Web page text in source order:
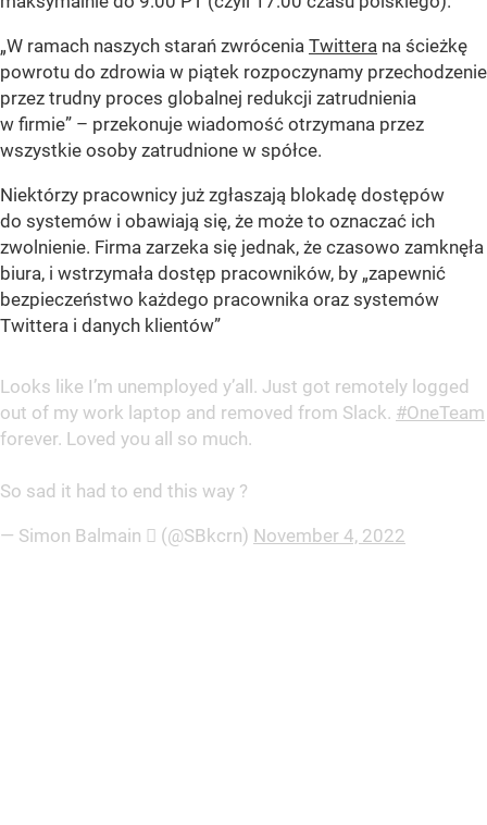
„W ramach naszych starań zwrócenia Twittera na ścieżkę
powrotu do zdrowia w piątek rozpoczynamy przechodzenie
przez trudny proces globalnej redukcji zatrudnienia
w firmie” – przekonuje wiadomość otrzymana przez
wszystkie osoby zatrudnione w spółce.
Niektórzy pracownicy już zgłaszają blokadę dostępów
do systemów i obawiają się, że może to oznaczać ich
zwolnienie. Firma zarzeka się jednak, że czasowo zamknęła
biura, i wstrzymała dostęp pracowników, by „zapewnić
bezpieczeństwo każdego pracownika oraz systemów
Twittera i danych klientów”
Looks like I’m unemployed y’all. Just got remotely logged
out of my work laptop and removed from Slack. #OneTeam
forever. Loved you all so much.
So sad it had to end this way ?
— Simon Balmain  (@SBkcrn) November 4, 2022